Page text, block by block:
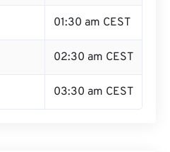
01:30 am CEST
02:30 am CEST
03:30 am CEST